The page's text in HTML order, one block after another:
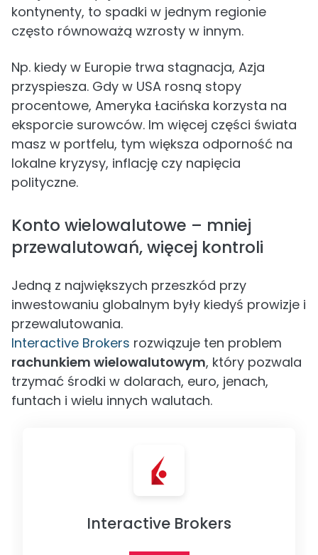
kontynenty, to spadki w jednym regionie
często równoważą wzrosty w innym.
Np. kiedy w Europie trwa stagnacja, Azja
przyspiesza. Gdy w USA rosną stopy
procentowe, Ameryka Łacińska korzysta na
eksporcie surowców. Im więcej części świata
masz w portfelu, tym większa odporność na
lokalne kryzysy, inflację czy napięcia
polityczne.
Konto wielowalutowe – mniej
przewalutowań, więcej kontroli
Jedną z największych przeszkód przy
inwestowaniu globalnym były kiedyś prowizje i
przewalutowania.
Interactive Brokers rozwiązuje ten problem
rachunkiem wielowalutowym, który pozwala
trzymać środki w dolarach, euro, jenach,
funtach i wielu innych walutach.
Interactive Brokers